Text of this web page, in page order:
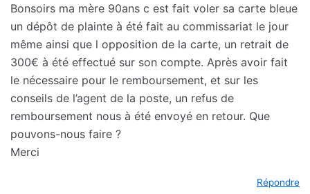
Bonsoirs ma mère 90ans c est fait voler sa carte bleue
un dépôt de plainte à été fait au commissariat le jour
même ainsi que l opposition de la carte, un retrait de
300€ à été effectué sur son compte. Après avoir fait
le nécessaire pour le remboursement, et sur les
conseils de l’agent de la poste, un refus de
remboursement nous à été envoyé en retour. Que
pouvons-nous faire ?
Merci
Répondre